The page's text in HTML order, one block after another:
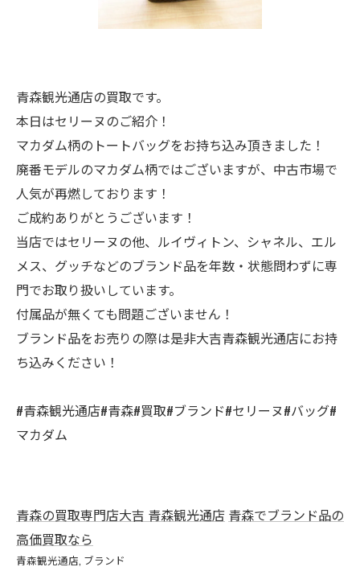
青森観光通店の買取です。
本日はセリーヌのご紹介！
マカダム柄のトートバッグをお持ち込み頂きました！
廃番モデルのマカダム柄ではございますが、中古市場で
人気が再燃しております！
ご成約ありがとうございます！
当店ではセリーヌの他、ルイヴィトン、シャネル、エル
メス、グッチなどのブランド品を年数・状態問わずに専
門でお取り扱いしています。
付属品が無くても問題ございません！
ブランド品をお売りの際は是非大吉青森観光通店にお持
ち込みください！
#青森観光通店#青森#買取#ブランド#セリーヌ#バッグ#
マカダム
青森の買取専門店大吉 青森観光通店 青森でブランド品の
高価買取なら
青森観光通店 ブランド